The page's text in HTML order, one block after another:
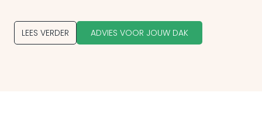
LEES VERDER ADVIES VOOR JOUW DAK